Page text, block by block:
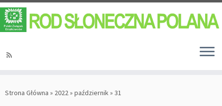
Strona Główna » 2022» październik» 31